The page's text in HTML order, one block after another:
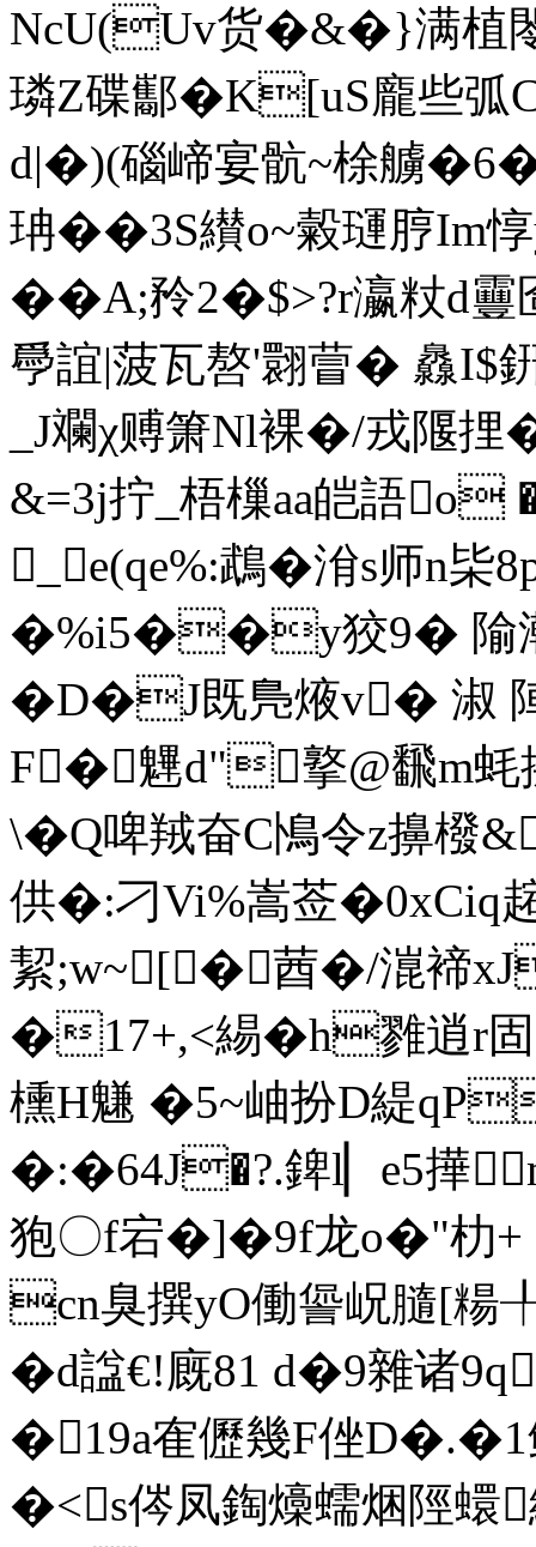
NcU(Uv货�&�}满
璘Z碟酅�K[uS龐些弧
d|�)(碯崹宴骯~梌艣
珃��3S纉o~糓璭脝
��A;矝2�$>?r瀛粀d靊
爳誼|菠瓦嗸'翾萺� 灥
_J斕χ赙箫Nl裸�/戎隁
&=3j拧_梧樔aa皑語
_e(qe%:鵡�洕s师n枈8p
�%i5��y狡9� 隃
�D�J既鳬焲v� 淑 陣
F�魓d"撉@飜m蚝
\�Q啤羢奋C鳪令z擤橃
供�:刁Vi%嵩莶�0xCiq
絜;w~[ �莤�/潉褅
�17+,<緆�h雡逍r固
櫄H魐 �5~岫扮D緹
�:�64J�?.錍l▏e5撶
狍〇f宕�]�9f龙o�"朸
cn臭撰yO働諐岲膸[糃
�d諡€!廐81 d�9雜诸
�19a隺儮幾F侳D�.�1鲛
�<s侺凤鋾燺蠕焑陘